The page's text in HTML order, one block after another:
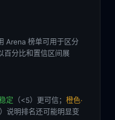
Arena 榜单可用于区分
百分比和置信区间展
定 （<5）更可信； 橙色·
）说明排名还可能明显变